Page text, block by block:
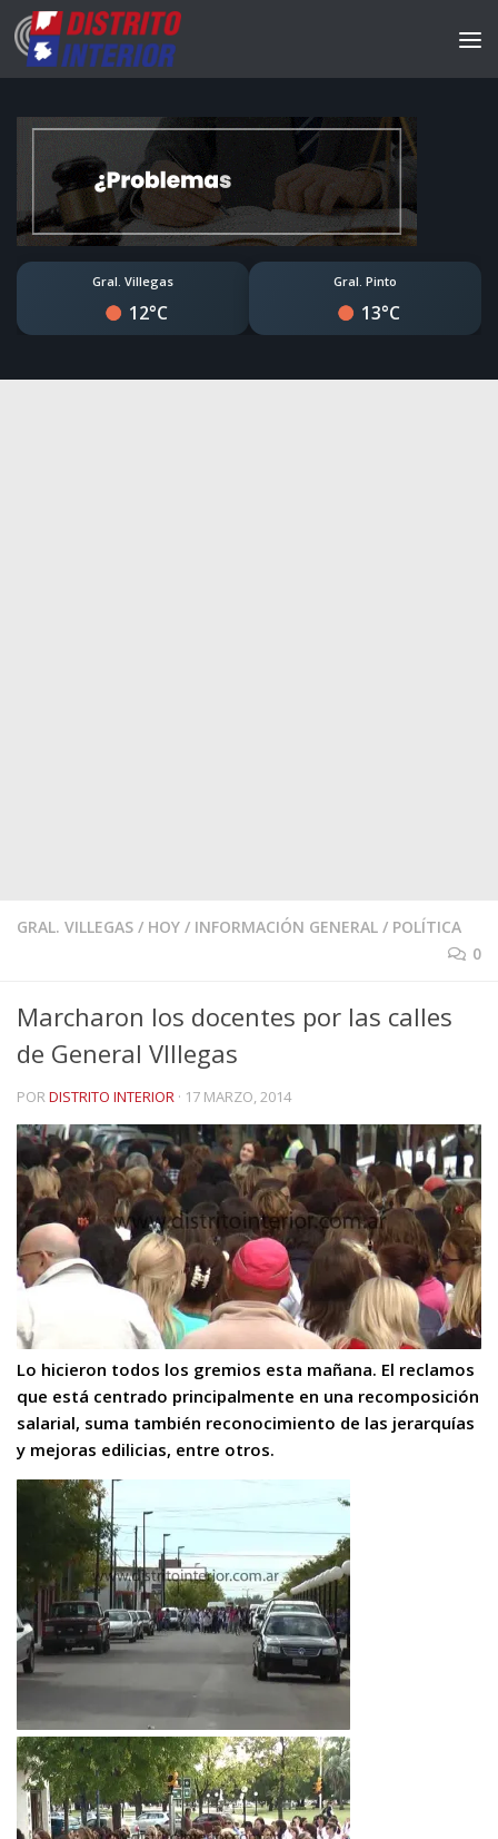
Gral. Villegas
12°C
Gral. Pinto
13°C
GRAL. VILLEGAS / HOY / INFORMACIÓN GENERAL / POLÍTICA
0
Marcharon los docentes por las calles
de General VIllegas
PORDISTRITO INTERIOR · 17 MARZO, 2014
Lo hicieron todos los gremios esta mañana. El reclamos
que está centrado principalmente en una recomposición
salarial, suma también reconocimiento de las jerarquías
y mejoras edilicias, entre otros.